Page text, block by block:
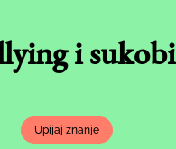
i sukobi
Upijaj znanje